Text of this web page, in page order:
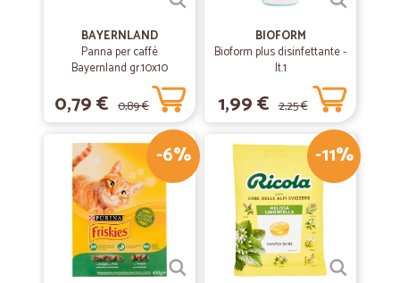
BAYERNLAND
Panna per caffè
Bayernland gr.10x10
0,79 € 0,89 €
BIOFORM
Bioform plus disinfettante -
lt.1
1,99 € 2,25 €
-6% -11%